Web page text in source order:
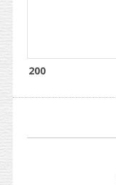
200